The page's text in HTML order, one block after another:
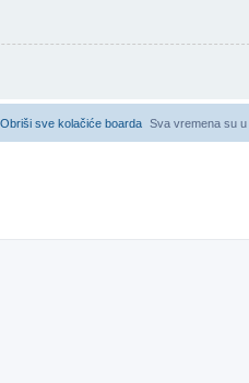
Sva vremena su
Obriši sve kolačiće boarda